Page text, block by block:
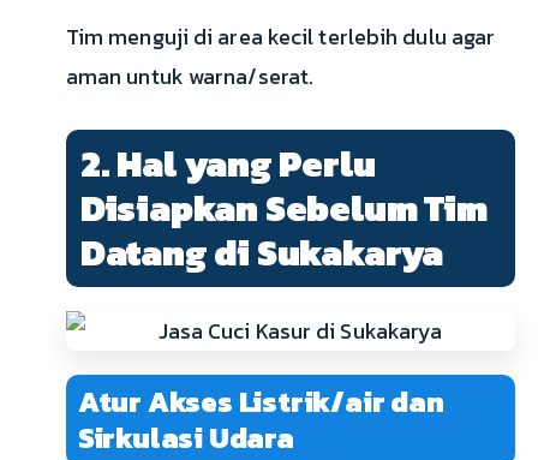
Tim menguji di area kecil terlebih dulu agar
aman untuk warna/serat.
2. Hal yang Perlu
Disiapkan Sebelum Tim
Datang di Sukakarya
Atur Akses Listrik/air dan
Sirkulasi Udara